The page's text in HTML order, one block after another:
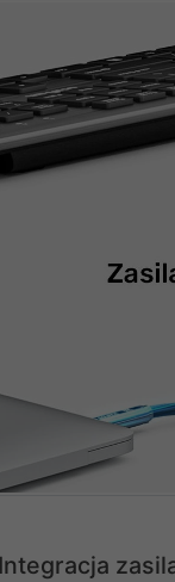
Integracja